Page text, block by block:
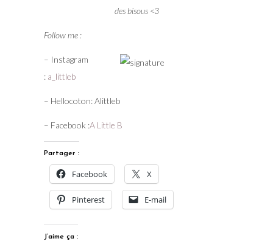
des bisous <3
Follow me :
– Instagram
: a_littleb
– Hellocoton: Alittleb
– Facebook :A Little B
Partager :
Facebook X
Pinterest E-mail
J’aime ça :